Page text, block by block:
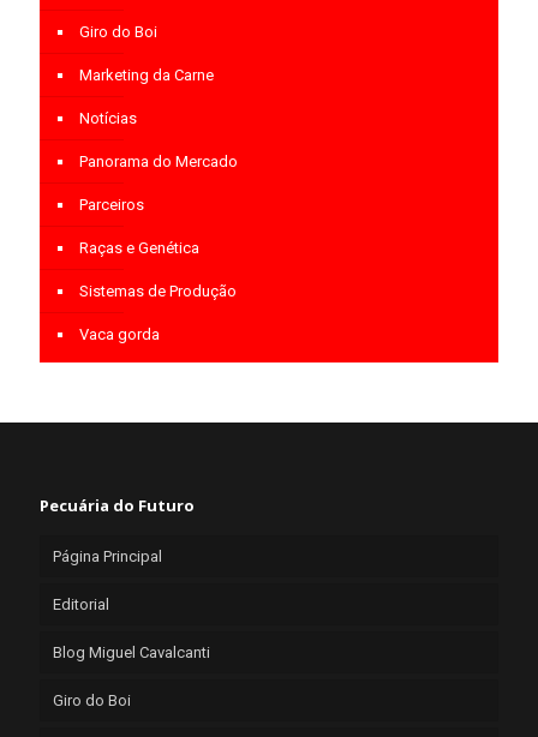
Giro do Boi
Marketing da Carne
Notícias
Panorama do Mercado
Parceiros
Raças e Genética
Sistemas de Produção
Vaca gorda
Pecuária do Futuro
Página Principal
Editorial
Blog Miguel Cavalcanti
Giro do Boi